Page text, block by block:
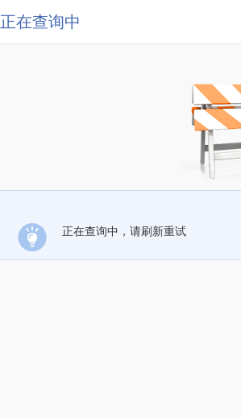
正在查询中
正在查询中，请刷新重试